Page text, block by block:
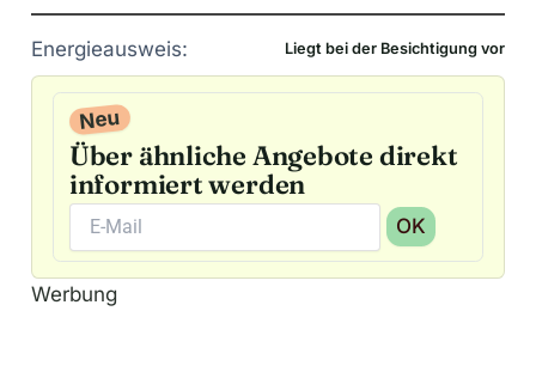
Energieausweis: Liegt bei der Besichtigung vor
Neu
Über ähnliche Angebote direkt
informiert werden
OK
A
l
Werbung